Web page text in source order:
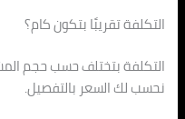
التكلفة تقريبًا بتكون كام؟
التكلفة بتختلف حسب حجم
نحسب لك السعر بالتفصيل.